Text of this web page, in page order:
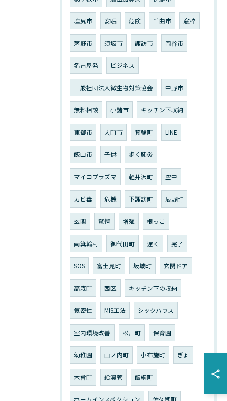
塩尻市 安眠 危険 千曲市 窓枠
茅野市 須坂市 諏訪市 岡谷市
名古屋発 ビジネス
一般社団法人微生物対策協会 中野市
無料相談 小諸市 キッチン下収納
東御市 大町市 箕輪町 LINE
飯山市 子供 歩く肺炎
マイコプラズマ 軽井沢町 空中
カビ毒 危機 下諏訪町 辰野町
玄関 驚愕 増殖 根っこ
南箕輪村 御代田町 遅く 完了
SOS 富士見町 坂城町 玄関ドア
高森町 西区 キッチン下の収納
気密性 MIS工法 シックハウス
室内環境改善 松川町 保育園
幼稚園 山ノ内町 小布施町 ぎょ
木曾町 給湯管 飯綱町